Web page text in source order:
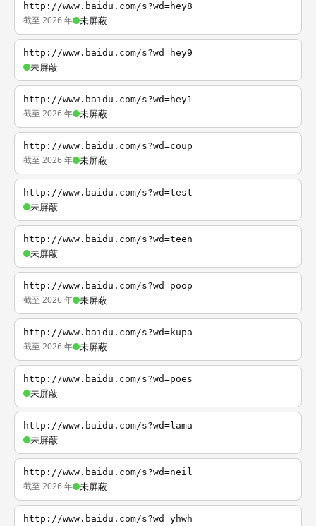
http://www.baidu.com/s?wd=hey8
截至 2026 年 未屏蔽
http://www.baidu.com/s?wd=hey9
未屏蔽
http://www.baidu.com/s?wd=hey1
截至 2026 年 未屏蔽
http://www.baidu.com/s?wd=coup
截至 2026 年 未屏蔽
http://www.baidu.com/s?wd=test
未屏蔽
http://www.baidu.com/s?wd=teen
未屏蔽
http://www.baidu.com/s?wd=poop
截至 2026 年 未屏蔽
http://www.baidu.com/s?wd=kupa
截至 2026 年 未屏蔽
http://www.baidu.com/s?wd=poes
未屏蔽
http://www.baidu.com/s?wd=lama
未屏蔽
http://www.baidu.com/s?wd=neil
截至 2026 年 未屏蔽
http://www.baidu.com/s?wd=yhwh